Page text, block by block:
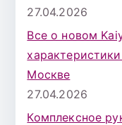
27.04.2026
Все о новом
Москве
27.04.2026
Комплексное